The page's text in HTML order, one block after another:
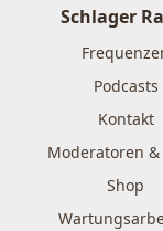
Schlager
Podcasts
Kontakt
Moderatoren &
Shop